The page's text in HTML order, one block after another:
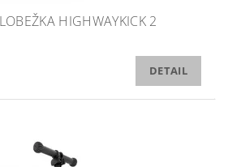
HIGHWAYKICK 2
DETAIL